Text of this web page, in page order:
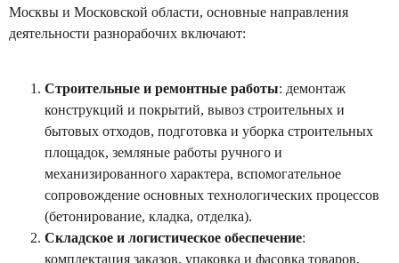
Москвы и Московской области, основные направления
деятельности разнорабочих включают:
Строительные и ремонтные работы: демонтаж
конструкций и покрытий, вывоз строительных и
бытовых отходов, подготовка и уборка строительных
площадок, земляные работы ручного и
механизированного характера, вспомогательное
сопровождение основных технологических процессов
(бетонирование, кладка, отделка).
Складское и логистическое обеспечение:
комплектация заказов, упаковка и фасовка товаров,